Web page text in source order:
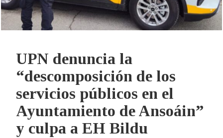
UPN denuncia la
“descomposición de los
servicios públicos en el
Ayuntamiento de Ansoáin”
y culpa a EH Bildu